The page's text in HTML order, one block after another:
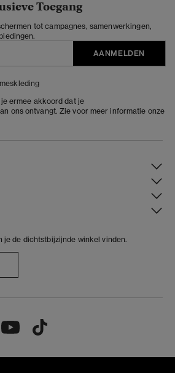
Toegang
tot campagnes, samenwerkingen,
AANMELDEN
ermee akkoord dat je
ons ontvangt. Zie voor meer informatie onze
je de dichtstbijzijnde winkel vinden.